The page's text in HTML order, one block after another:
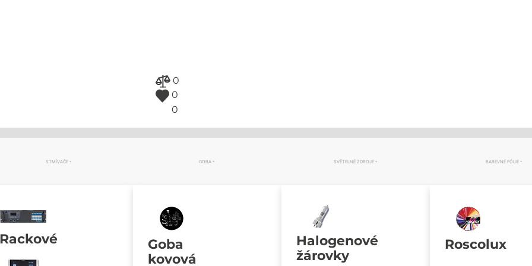
0
0
0
STMÍVAČE
Rackové
GOBA
Goba
kovová
SVĚTELNÉ ZDROJE
Halogenové
žárovky
BAREVNÉ FÓLIE
Roscolux